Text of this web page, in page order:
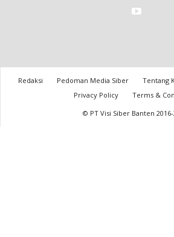
Redaksi Pedoman Media Siber Tentang
Privacy Policy
Terms &
© PT Visi Siber Banten